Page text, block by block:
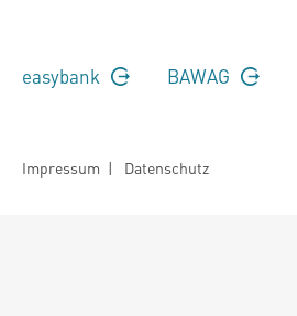
easybank BAWAG
Impressum | Datenschutz